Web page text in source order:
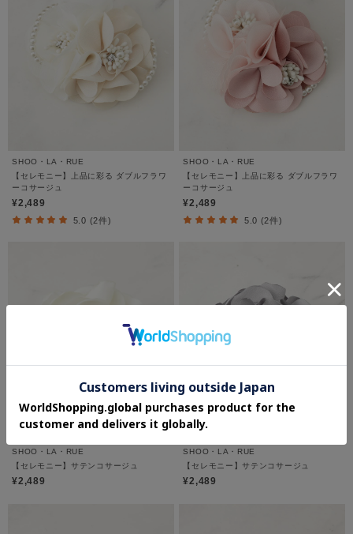
SHOO・LA・RUE
【セレモニー】上品に彩る ダブルフラワ
ーコサージュ
¥2,489
5.0 (2件)
SHOO・LA・RUE
【セレモニー】上品に彩る ダブルフラワ
ーコサージュ
¥2,489
5.0 (2件)
SHOO・LA・RUE
【セレモニー】サテンコサージュ
¥2,489
SHOO・LA・RUE
【セレモニー】サテンコサージュ
¥2,489